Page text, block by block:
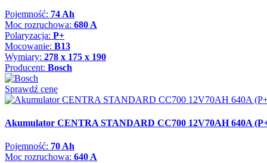
Pojemność: 74 Ah
Moc rozruchowa: 680 A
Polaryzacja: P+
Mocowanie: B13
Wymiary: 278 x 175 x 190
Producent: Bosch
Sprawdź cenę
Akumulator CENTRA STANDARD CC700 12V70AH 640A
Pojemność: 70 Ah
Moc rozruchowa: 640 A